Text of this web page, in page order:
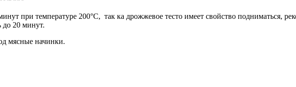
при температуре 200°C, так ка дрожжевое тесто имеет свойство подниматься,
до 20 минут.
мясные начинки.